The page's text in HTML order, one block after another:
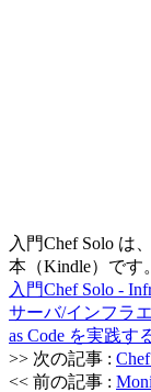
入門Chef Solo は
本（Kindle）です。
入門Chef Solo -
サーバ/インフラ
as Code を実践す
>> 次の記事 :
<< 前の記事 :